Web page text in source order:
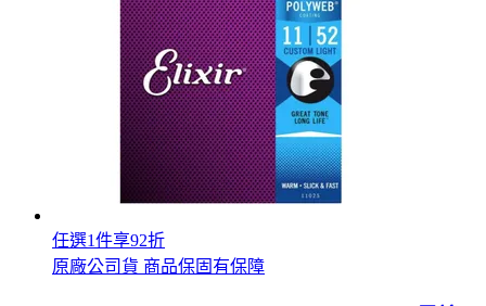
任選1件享92折
原廠公司貨 商品保固有保障